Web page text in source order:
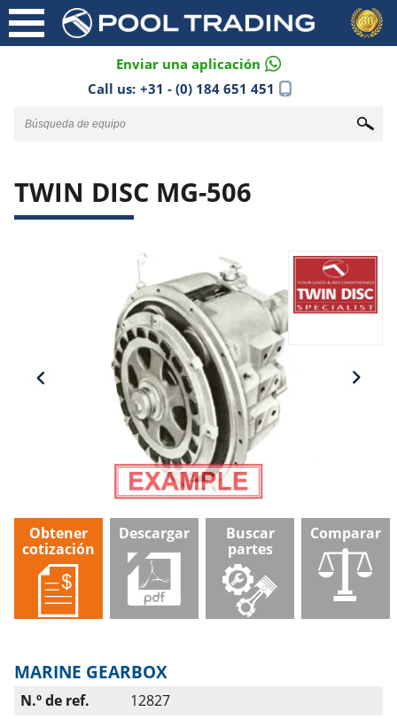
Enviar una aplicación
Call us: +31 - (0) 184 651 451
TWIN DISC MG-506
Obtener
cotización
Descargar
Buscar
partes
Comparar
MARINE GEARBOX
N.º de ref.
12827